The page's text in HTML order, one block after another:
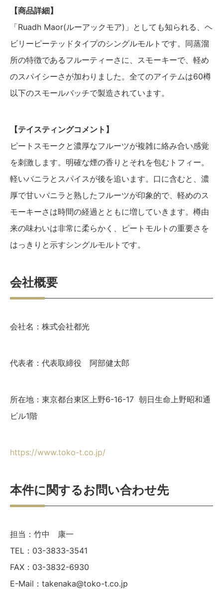
【商品詳細】
「Ruadh Maor(ルーアックモア)」としても知られる、ヘ
ビリーピーテッドタイプのシングルモルトです。同蒸溜
所の特徴であるフルーティーさに、スモーキーで、軽め
のスパイシーさが加わりました。全てのアイテムは60樽
以下のスモールバッチで製造されています。
【テイスティングコメント】
ピートスモークと濃厚なフルーツが複雑に絡み合い感覚
を刺激します。明確な煙の香りとそれを包むトフィー。
軽いバニラとスパイスが後を追います。口に含むと、濃
厚で甘いバニラと熟したフルーツが印象的で、軽めのス
モーキーさは時間の経過とともに増していきます。樽由
来の味わいは非常に柔らかく、ピートモルトの重要さを
はっきりと示すシングルモルトです。
会社概要
会社名：株式会社都光
代表者：代表取締役 阿部健太郎
所在地：東京都台東区上野6-16-17 朝日生命上野昭和通
ビル1階
https://www.toko-t.co.jp/
本件に関するお問い合わせ先
担当：竹中 康一
TEL：03-3833-3541
FAX：03-3832-6930
E-Mail：takenaka@toko-t.co.jp